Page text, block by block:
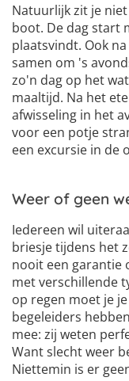
Natuurlijk zit je
boot. De dag start
plaatsvindt. Ook
samen om 's
zo'n dag op het
maaltijd. Na het
afwisseling in het
voor een potje
een excursie in de
Weer of geen
Iedereen wil
briesje tijdens het
nooit een garantie
met verschillende
op regen moet je
begeleiders
mee: zij weten
Want slecht weer
Niettemin is er